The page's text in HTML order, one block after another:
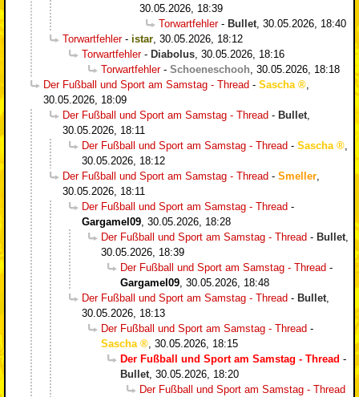
30.05.2026, 18:39
Torwartfehler- Bullet 30.05.2026, 18:40
Torwartfehler- istar 30.05.2026, 18:12
Torwartfehler- Diabolus 30.05.2026, 18:16
Torwartfehler- Schoeneschooh 30.05.2026, 18:18
Der Fußball und Sport am Samstag - Thread - Sascha
30.05.2026, 18:09
Der Fußball und Sport am Samstag - Thread - Bullet
30.05.2026, 18:11
Der Fußball und Sport am Samstag - Thread - Sascha
30.05.2026, 18:12
Der Fußball und Sport am Samstag - Thread - Smeller
30.05.2026, 18:11
Der Fußball und Sport am Samstag - Thread -
Gargamel09 30.05.2026, 18:28
Der Fußball und Sport am Samstag - Thread - Bullet
30.05.2026, 18:39
Der Fußball und Sport am Samstag - Thread -
Gargamel09 30.05.2026, 18:48
Der Fußball und Sport am Samstag - Thread - Bullet
30.05.2026, 18:13
Der Fußball und Sport am Samstag - Thread -
Sascha
30.05.2026, 18:15
Der Fußball und Sport am Samstag - Thread -
Bullet 30.05.2026, 18:20
Der Fußball und Sport am Samstag - Thread